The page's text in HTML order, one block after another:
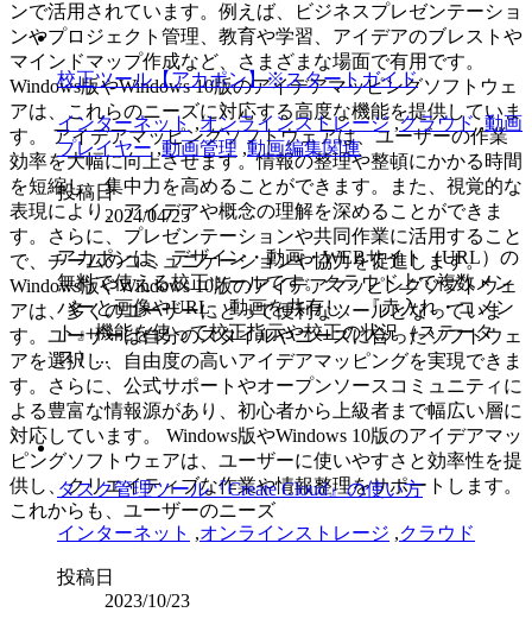
ンで活用されています。例えば、ビジネスプレゼンテーショ
ンやプロジェクト管理、教育や学習、アイデアのブレストや
マインドマップ作成など、さまざまな場面で有用です。
Windows版やWindows 10版のアイデアマッピングソフトウェ
アは、これらのニーズに対応する高度な機能を提供していま
す。 アイデアマッピングソフトウェアは、ユーザーの作業
効率を大幅に向上させます。情報の整理や整頓にかかる時間
を短縮し、集中力を高めることができます。また、視覚的な
表現により、アイデアや概念の理解を深めることができま
す。さらに、プレゼンテーションや共同作業に活用すること
で、チームのコミュニケーションや協力を促進します。
Windows版やWindows 10版のアイデアマッピングソフトウェ
アは、多くのユーザーにとって便利なツールとなっていま
す。ユーザーは自分のスタイルやニーズに合ったソフトウェ
アを選択し、自由度の高いアイデアマッピングを実現できま
す。さらに、公式サポートやオープンソースコミュニティに
よる豊富な情報源があり、初心者から上級者まで幅広い層に
対応しています。 Windows版やWindows 10版のアイデアマッ
ピングソフトウェアは、ユーザーに使いやすさと効率性を提
供し、クリエイティブな作業や情報整理をサポートします。
これからも、ユーザーのニーズ
校正ツール【アカポン】※スタートガイド
インターネット ,オンラインストレージ ,クラウド,動画
プレイヤー,動画管理 ,動画編集関連
投稿日
2024/04/25
アカポンは、デザイン・動画・WEBサイト（URL）の
無料で使える校正ツールです。クラウド上で複数メン
バーと画像やURL、動画を共有し、『赤入れ・コメン
ト』機能を使って校正指示や校正の状況（ステータ
ス）...
タスク管理ツール『Create Cloud』の使い方
インターネット ,オンラインストレージ ,クラウド
投稿日
2023/10/23